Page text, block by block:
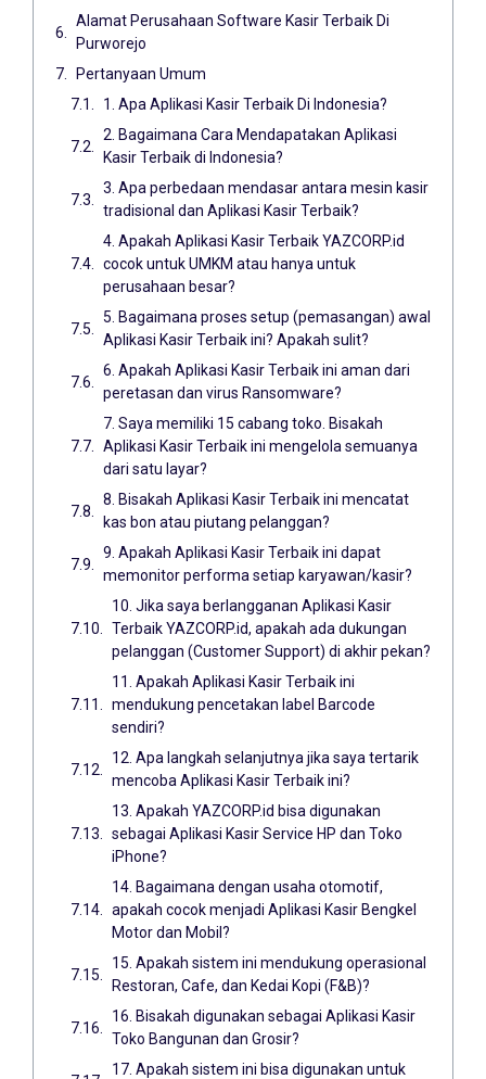
Alamat Perusahaan Software Kasir Terbaik Di
Purworejo
Pertanyaan Umum
1. Apa Aplikasi Kasir Terbaik Di Indonesia?
2. Bagaimana Cara Mendapatakan Aplikasi
Kasir Terbaik di Indonesia?
3. Apa perbedaan mendasar antara mesin kasir
tradisional dan Aplikasi Kasir Terbaik?
4. Apakah Aplikasi Kasir Terbaik YAZCORP.id
cocok untuk UMKM atau hanya untuk
perusahaan besar?
5. Bagaimana proses setup (pemasangan) awal
Aplikasi Kasir Terbaik ini? Apakah sulit?
6. Apakah Aplikasi Kasir Terbaik ini aman dari
peretasan dan virus Ransomware?
7. Saya memiliki 15 cabang toko. Bisakah
Aplikasi Kasir Terbaik ini mengelola semuanya
dari satu layar?
8. Bisakah Aplikasi Kasir Terbaik ini mencatat
kas bon atau piutang pelanggan?
9. Apakah Aplikasi Kasir Terbaik ini dapat
memonitor performa setiap karyawan/kasir?
10. Jika saya berlangganan Aplikasi Kasir
Terbaik YAZCORP.id, apakah ada dukungan
pelanggan (Customer Support) di akhir pekan?
11. Apakah Aplikasi Kasir Terbaik ini
mendukung pencetakan label Barcode
sendiri?
12. Apa langkah selanjutnya jika saya tertarik
mencoba Aplikasi Kasir Terbaik ini?
13. Apakah YAZCORP.id bisa digunakan
sebagai Aplikasi Kasir Service HP dan Toko
iPhone?
14. Bagaimana dengan usaha otomotif,
apakah cocok menjadi Aplikasi Kasir Bengkel
Motor dan Mobil?
15. Apakah sistem ini mendukung operasional
Restoran, Cafe, dan Kedai Kopi (F&B)?
16. Bisakah digunakan sebagai Aplikasi Kasir
Toko Bangunan dan Grosir?
17. Apakah sistem ini bisa digunakan untuk